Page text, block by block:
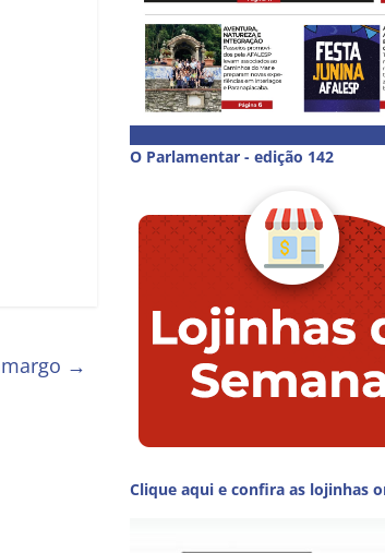
→
O Parlamentar - edição 142
Clique aqui e confira as lojinhas